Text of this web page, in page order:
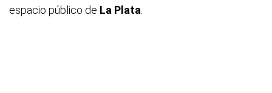
espacio público de La Plata